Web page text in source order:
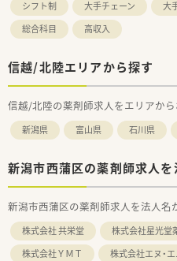
シフト制
大手チェーン 大
総合科目
高収入
信越/北陸エリアから探す
信越/北陸の薬剤師求人をエリアから
新潟県 富山県 石川県
新潟市西蒲区の薬剤師求人
新潟市西蒲区の薬剤師求人を法人名
株式会社 共栄堂 株式会社星光堂
株式会社ＹＭＴ
株式会社エヌ・エ